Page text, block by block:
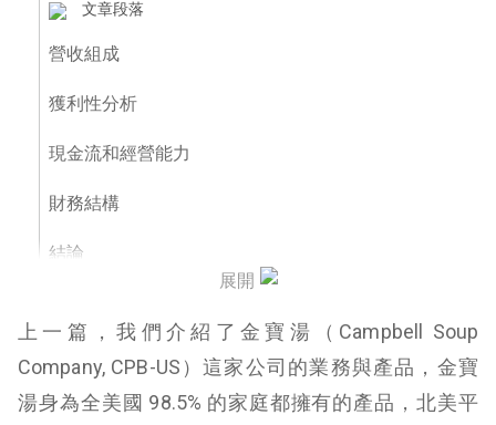
文章段落
營收組成
獲利性分析
現金流和經營能力
財務結構
結論
展開
上一篇，我們介紹了金寶湯（Campbell Soup
Company, CPB-US）這家公司的業務與產品，金寶
湯身為全美國 98.5% 的家庭都擁有的產品，北美平